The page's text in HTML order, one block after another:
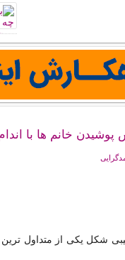
پوشیدن خانم ها با
شکل یکی از متداول ترین